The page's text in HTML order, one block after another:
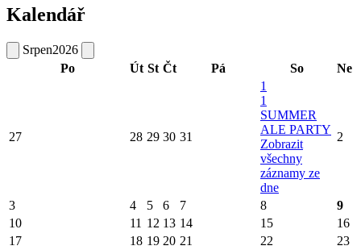
Kalendář
Srpen2026
Po
Út St Čt Pá So Ne
27 28 29 30 31
1
1
SUMMER
ALE PARTY
Zobrazit
všechny
záznamy ze
dne
2
3 4 5 6 7 8
9
10
11 12 13 14 15
16
17
18 19 20 21 22 23